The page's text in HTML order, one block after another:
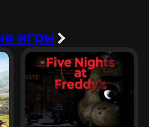
игры